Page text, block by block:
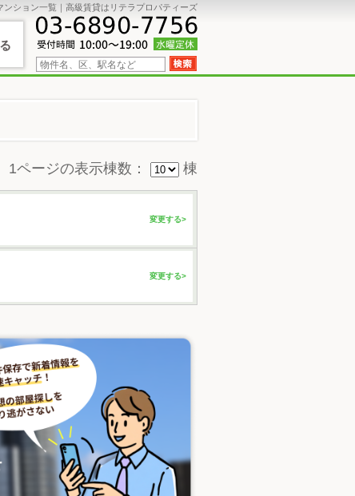
ンション一覧｜高級賃貸はリテラプロパティーズ
1ページの表示棟数： 棟
変更する>
変更する>